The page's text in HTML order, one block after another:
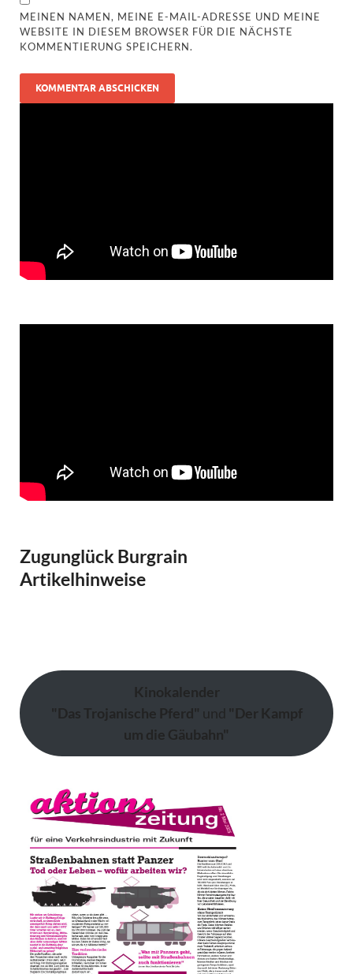
MEINEN NAMEN, MEINE E-MAIL-ADRESSE UND MEINE
WEBSITE IN DIESEM BROWSER FÜR DIE NÄCHSTE
KOMMENTIERUNG SPEICHERN.
Zugunglück Burgrain
Artikelhinweise
Kinokalender
"Das Trojanische Pferd" und "Der Kampf
um die Gäubahn"